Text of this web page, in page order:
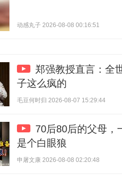
动感丸子 2026-08-08 00:16:51
郑强教授直言：全
子这么疯的
毛豆何时归 2026-08-07 15:29:44
70后80后的父母，
是个白眼狼
申屠文康 2026-08-08 02:20:48